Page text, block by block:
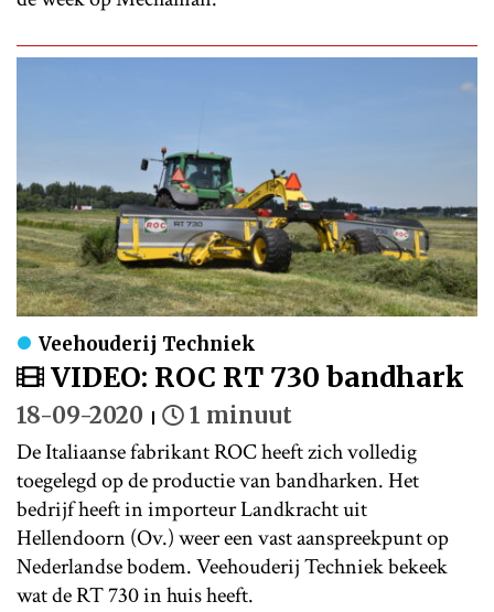
Veehouderij Techniek
VIDEO: ROC RT 730 bandhark
18-09-2020 1 minuut
De Italiaanse fabrikant ROC heeft zich volledig
toegelegd op de productie van bandharken. Het
bedrijf heeft in importeur Landkracht uit
Hellendoorn (Ov.) weer een vast aanspreekpunt op
Nederlandse bodem. Veehouderij Techniek bekeek
wat de RT 730 in huis heeft.